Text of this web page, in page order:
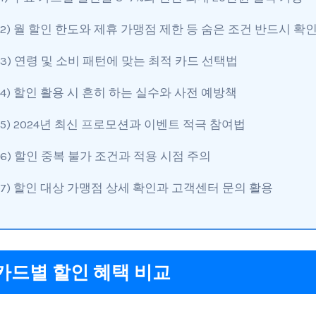
2) 월 할인 한도와 제휴 가맹점 제한 등 숨은 조건 반드시 확
3) 연령 및 소비 패턴에 맞는 최적 카드 선택법
4) 할인 활용 시 흔히 하는 실수와 사전 예방책
5) 2024년 최신 프로모션과 이벤트 적극 참여법
6) 할인 중복 불가 조건과 적용 시점 주의
7) 할인 대상 가맹점 상세 확인과 고객센터 문의 활용
드별 할인 혜택 비교